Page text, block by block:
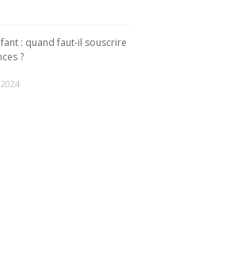
: quand faut-il souscrire
?